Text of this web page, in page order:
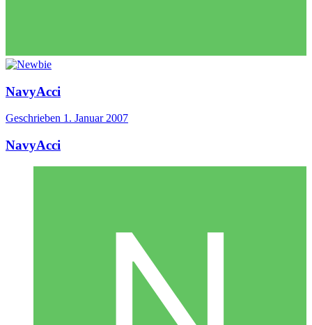
NavyAcci
Geschrieben 1. Januar 2007
NavyAcci